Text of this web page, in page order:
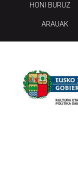
HONI BURUZ
ARAUAK